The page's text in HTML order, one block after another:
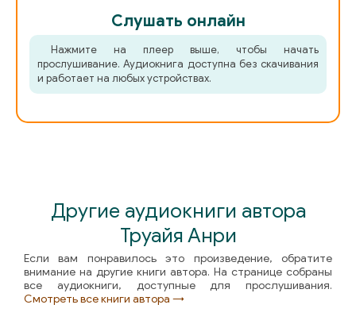
2_1_07
2_1_08
2_2_01
2_2_03
2_2_04
Слушать онлайн
Нажмите на плеер выше, чтобы начать
прослушивание. Аудиокнига доступна без скачивания
и работает на любых устройствах.
Другие аудиокниги автора
Труайя Анри
Если вам понравилось это произведение, обратите
внимание на другие книги автора. На странице собраны
все аудиокниги, доступные для прослушивания.
Смотреть все книги автора →